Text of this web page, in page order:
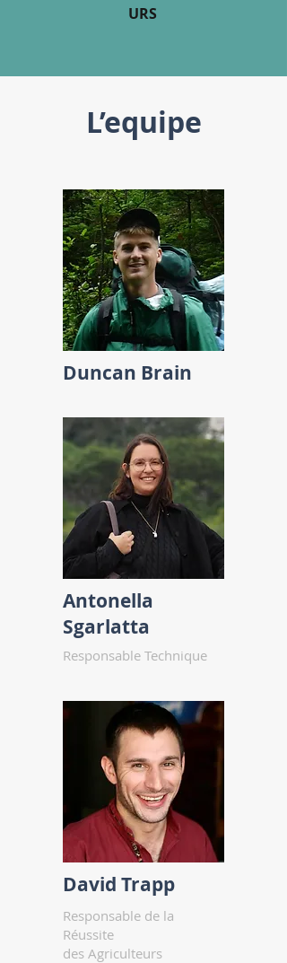
URS
L’equipe
Antonella
Sgarlatta
Responsable Technique
David Trapp
Responsable de la
Réussite
des Agriculteurs
Duncan Brain